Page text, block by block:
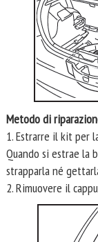
Metodo di
1. Estrarre il kit per
Quando si estrae la
strapparla né
2. Rimuovere il